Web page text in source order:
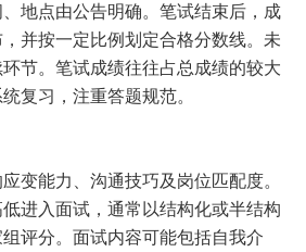
地点由公告明确。笔试结束后，成
并按一定比例划定合格分数线。未
节。笔试成绩往往占总成绩的较大
复习，注重答题规范。
变能力、沟通技巧及岗位匹配度。
进入面试，通常以结构化或半结构
评分。面试内容可能包括自我介